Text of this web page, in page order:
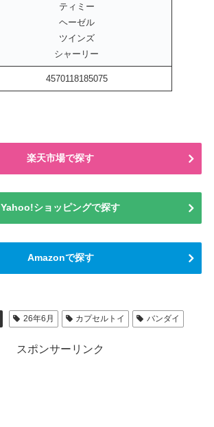
ティミー
ヘーゼル
ツインズ
シャーリー
4570118185075
楽天市場で探す
Yahoo!ショッピングで探す
Amazonで探す
26年6月 カプセルトイ バンダイ
スポンサーリンク